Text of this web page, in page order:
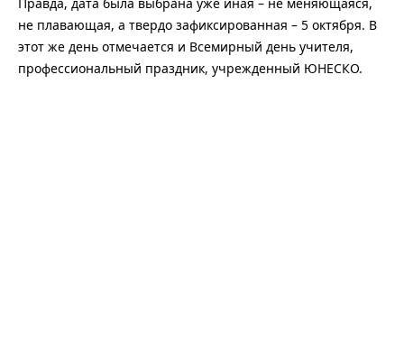
Правда, дата была выбрана уже иная – не меняющаяся,
не плавающая, а твердо зафиксированная – 5 октября. В
этот же день отмечается и Всемирный день учителя,
профессиональный праздник, учрежденный ЮНЕСКО.